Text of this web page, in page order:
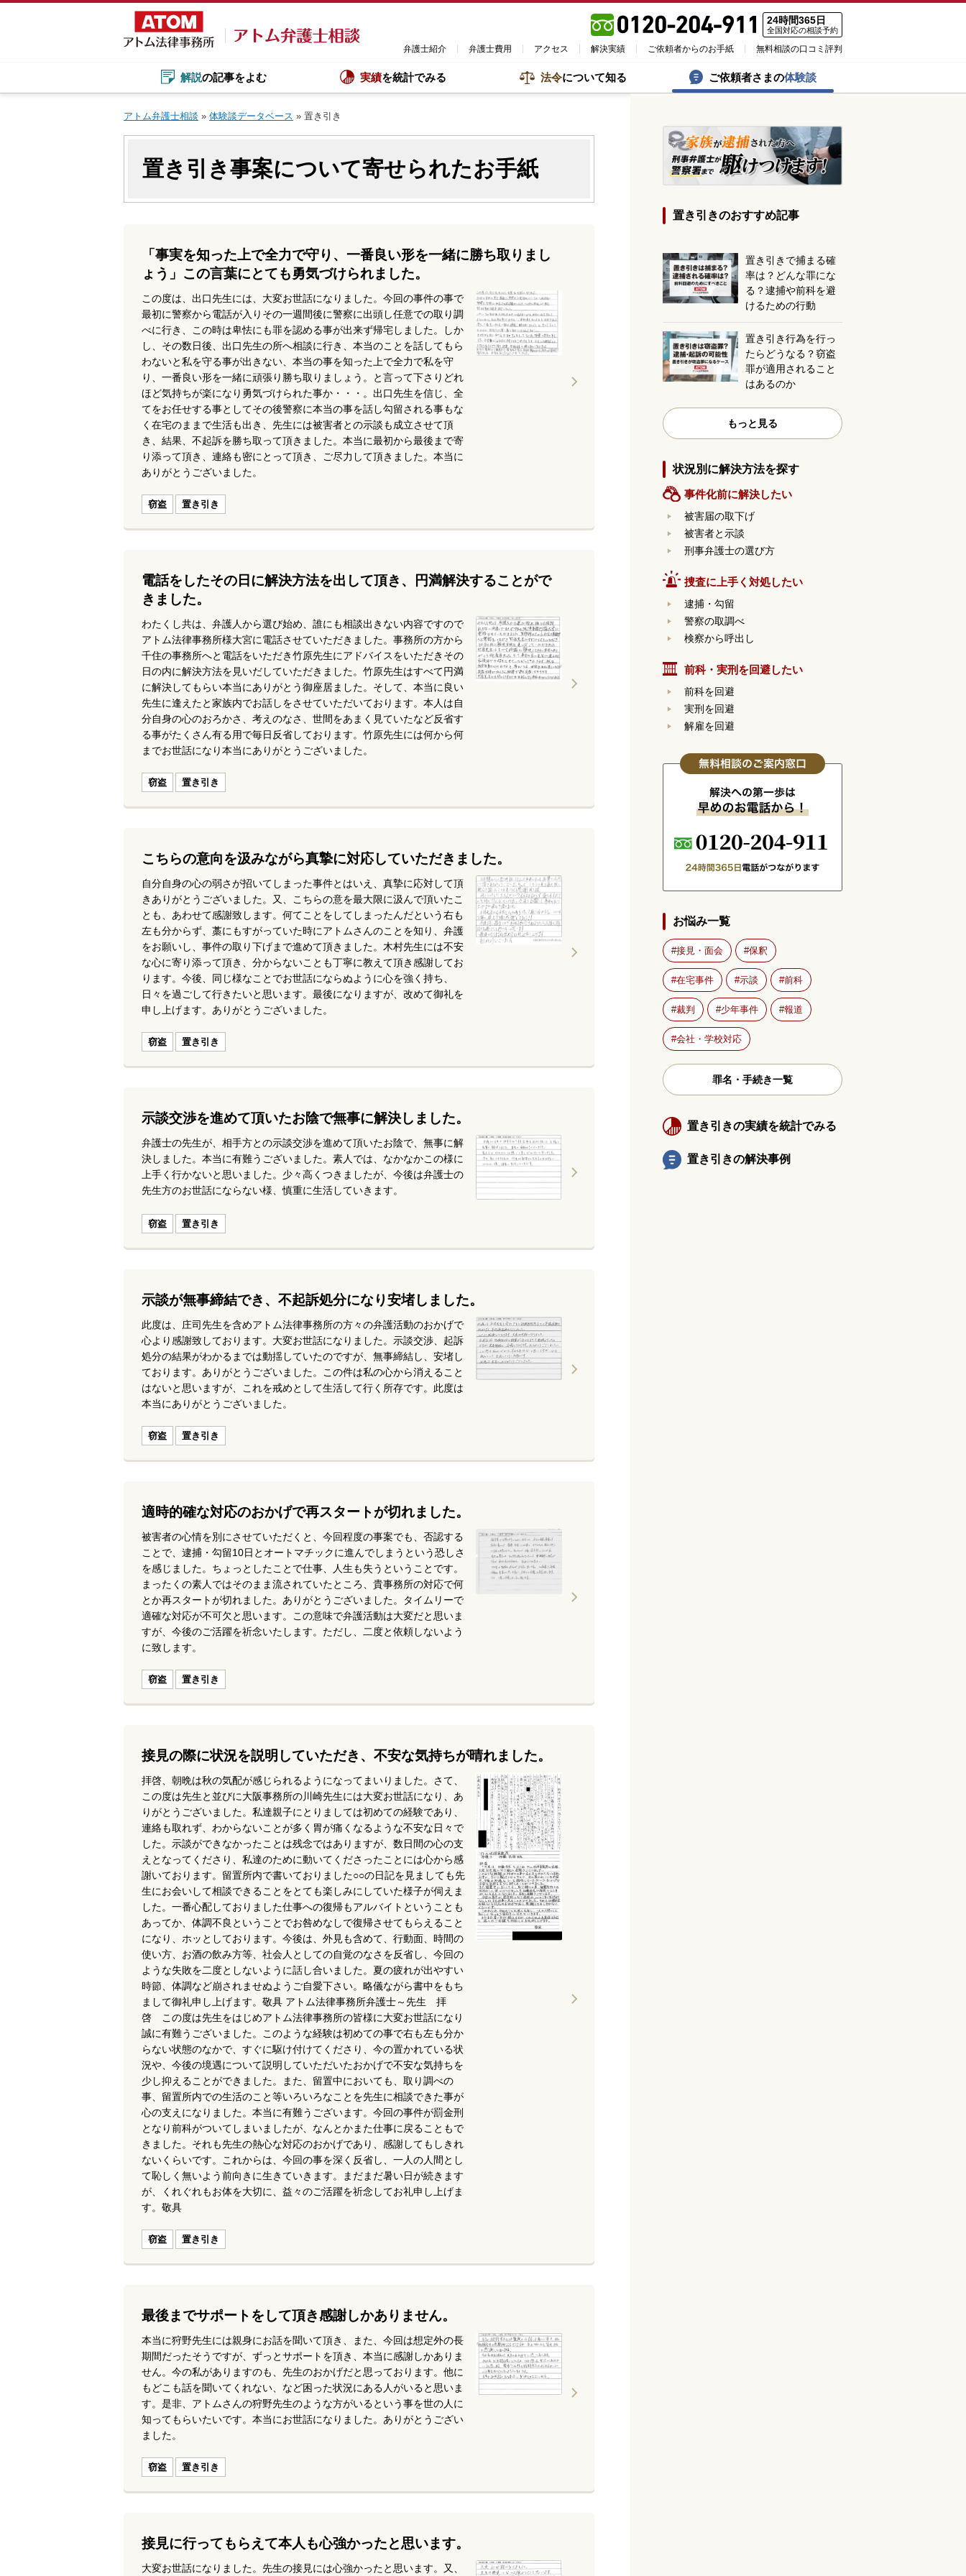
Skip
24時間365日
全国対応の相談予約
弁護士紹介 弁護士費用 アクセス 解決実績 ご依頼者からのお手紙 無料相談の口コミ評判
解説の記事をよむ 実績を統計でみる 法令について知る ご依頼者さまの体験談
アトム弁護士相談 » 体験談データベース » 置き引き
置き引き事案について寄せられたお手紙
「事実を知った上で全力で守り、一番良い形を一緒に勝ち取りまし
ょう」この言葉にとても勇気づけられました。
この度は、出口先生には、大変お世話になりました。今回の事件の事で
最初に警察から電話が入りその一週間後に警察に出頭し任意での取り調
べに行き、この時は卑怯にも罪を認める事が出来ず帰宅しました。しか
し、その数日後、出口先生の所へ相談に行き、本当のことを話してもら
わないと私を守る事が出きない、本当の事を知った上で全力で私を守
り、一番良い形を一緒に頑張り勝ち取りましょう。と言って下さりどれ
ほど気持ちが楽になり勇気づけられた事か・・・。出口先生を信じ、全
てをお任せする事としてその後警察に本当の事を話し勾留される事もな
く在宅のままで生活も出き、先生には被害者との示談も成立させて頂
き、結果、不起訴を勝ち取って頂きました。本当に最初から最後まで寄
り添って頂き、連絡も密にとって頂き、ご尽力して頂きました。本当に
ありがとうございました。
窃盗 置き引き
電話をしたその日に解決方法を出して頂き、円満解決することがで
きました。
わたくし共は、弁護人から選び始め、誰にも相談出きない内容ですので
アトム法律事務所様大宮に電話させていただきました。事務所の方から
千住の事務所へと電話をいただき竹原先生にアドバイスをいただきその
日の内に解決方法を見いだしていただきました。竹原先生はすべて円満
に解決してもらい本当にありがとう御座居ました。そして、本当に良い
先生に逢えたと家族内でお話しをさせていただいております。本人は自
分自身の心のおろかさ、考えのなさ、世間をあまく見ていたなど反省す
る事がたくさん有る用で毎日反省しております。竹原先生には何から何
までお世話になり本当にありがとうございました。
窃盗 置き引き
こちらの意向を汲みながら真摯に対応していただきました。
自分自身の心の弱さが招いてしまった事件とはいえ、真摯に応対して頂
きありがとうございました。又、こちらの意を最大限に汲んで頂いたこ
とも、あわせて感謝致します。何てことをしてしまったんだという右も
左も分からず、藁にもすがっていた時にアトムさんのことを知り、弁護
をお願いし、事件の取り下げまで進めて頂きました。木村先生には不安
な心に寄り添って頂き、分からないことも丁寧に教えて頂き感謝してお
ります。今後、同じ様なことでお世話にならぬように心を強く持ち、
日々を過ごして行きたいと思います。最後になりますが、改めて御礼を
申し上げます。ありがとうございました。
窃盗 置き引き
示談交渉を進めて頂いたお陰で無事に解決しました。
弁護士の先生が、相手方との示談交渉を進めて頂いたお陰で、無事に解
決しました。本当に有難うございました。素人では、なかなかこの様に
上手く行かないと思いました。少々高くつきましたが、今後は弁護士の
先生方のお世話にならない様、慎重に生活していきます。
窃盗 置き引き
示談が無事締結でき、不起訴処分になり安堵しました。
此度は、庄司先生を含めアトム法律事務所の方々の弁護活動のおかげで
心より感謝致しております。大変お世話になりました。示談交渉、起訴
処分の結果がわかるまでは動揺していたのですが、無事締結し、安堵し
ております。ありがとうございました。この件は私の心から消えること
はないと思いますが、これを戒めとして生活して行く所存です。此度は
本当にありがとうございました。
窃盗 置き引き
適時的確な対応のおかげで再スタートが切れました。
被害者の心情を別にさせていただくと、今回程度の事案でも、否認する
ことで、逮捕・勾留10日とオートマチックに進んでしまうという恐しさ
を感じました。ちょっとしたことで仕事、人生も失うということです。
まったくの素人ではそのまま流されていたところ、貴事務所の対応で何
とか再スタートが切れました。ありがとうございました。タイムリーで
適確な対応が不可欠と思います。この意味で弁護活動は大変だと思いま
すが、今後のご活躍を祈念いたします。ただし、二度と依頼しないよう
に致します。
窃盗 置き引き
接見の際に状況を説明していただき、不安な気持ちが晴れました。
拝啓、朝晩は秋の気配が感じられるようになってまいりました。さて、
この度は先生と並びに大阪事務所の川崎先生には大変お世話になり、あ
りがとうございました。私達親子にとりましては初めての経験であり、
連絡も取れず、わからないことが多く胃が痛くなるような不安な日々で
した。示談ができなかったことは残念ではありますが、数日間の心の支
えとなってくださり、私達のために動いてくださったことには心から感
謝いております。留置所内で書いておりました○○の日記を見ましても先
生にお会いして相談できることをとても楽しみにしていた様子が伺えま
した。一番心配しておりました仕事への復帰もアルバイトということも
あってか、体調不良ということでお咎めなしで復帰させてもらえること
になり、ホッとしております。今後は、外見も含めて、行動面、時間の
使い方、お酒の飲み方等、社会人としての自覚のなさを反省し、今回の
ような失敗を二度としないように話し合いました。夏の疲れが出やすい
時節、体調など崩されませぬようご自愛下さい。略儀ながら書中をもち
まして御礼申し上げます。敬具 アトム法律事務所弁護士～先生 拝
啓 この度は先生をはじめアトム法律事務所の皆様に大変お世話になり
誠に有難うございました。このような経験は初めての事で右も左も分か
らない状態のなかで、すぐに駆け付けてくださり、今の置かれている状
況や、今後の境遇について説明していただいたおかげで不安な気持ちを
少し抑えることができました。また、留置中においても、取り調べの
事、留置所内での生活のこと等いろいろなことを先生に相談できた事が
心の支えになりました。本当に有難うございます。今回の事件が罰金刑
となり前科がついてしまいましたが、なんとかまた仕事に戻ることもで
きました。それも先生の熱心な対応のおかげであり、感謝してもしきれ
ないくらいです。これからは、今回の事を深く反省し、一人の人間とし
て恥しく無いよう前向きに生きていきます。まだまだ暑い日が続きます
が、くれぐれもお体を大切に、益々のご活躍を祈念してお礼申し上げま
す。敬具
窃盗 置き引き
最後までサポートをして頂き感謝しかありません。
本当に狩野先生には親身にお話を聞いて頂き、また、今回は想定外の長
期間だったそうですが、ずっとサポートを頂き、本当に感謝しかありま
せん。今の私がありますのも、先生のおかげだと思っております。他に
もどこも話を聞いてくれない、など困った状況にある人がいると思いま
す。是非、アトムさんの狩野先生のような方がいるという事を世の人に
知ってもらいたいです。本当にお世話になりました。ありがとうござい
ました。
窃盗 置き引き
接見に行ってもらえて本人も心強かったと思います。
大変お世話になりました。先生の接見には心強かったと思います。又、
置き引きのおすすめ記事
置き引きで捕まる確
率は？どんな罪にな
る？逮捕や前科を避
けるための行動
置き引き行為を行っ
たらどうなる？窃盗
罪が適用されること
はあるのか
もっと見る
状況別に解決方法を探す
事件化前に解決したい
被害届の取下げ
被害者と示談
刑事弁護士の選び方
捜査に上手く対処したい
逮捕・勾留
警察の取調べ
検察から呼出し
前科・実刑を回避したい
前科を回避
実刑を回避
解雇を回避
お悩み一覧
接見・面会 保釈
在宅事件 示談 前科
裁判 少年事件 報道
会社・学校対応
罪名・手続き一覧
置き引きの実績を統計でみる
置き引きの解決事例